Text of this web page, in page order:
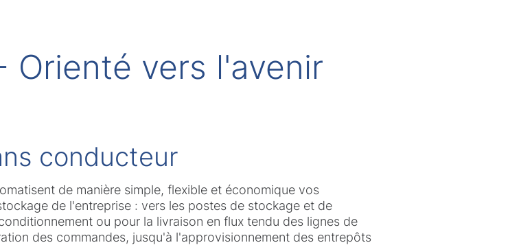
Orienté vers l'avenir
conducteur
de manière simple, flexible et économique vos
de l'entreprise : vers les postes de stockage et de
ou pour la livraison en flux tendu des lignes de
des commandes, jusqu'à l'approvisionnement des entrepôts